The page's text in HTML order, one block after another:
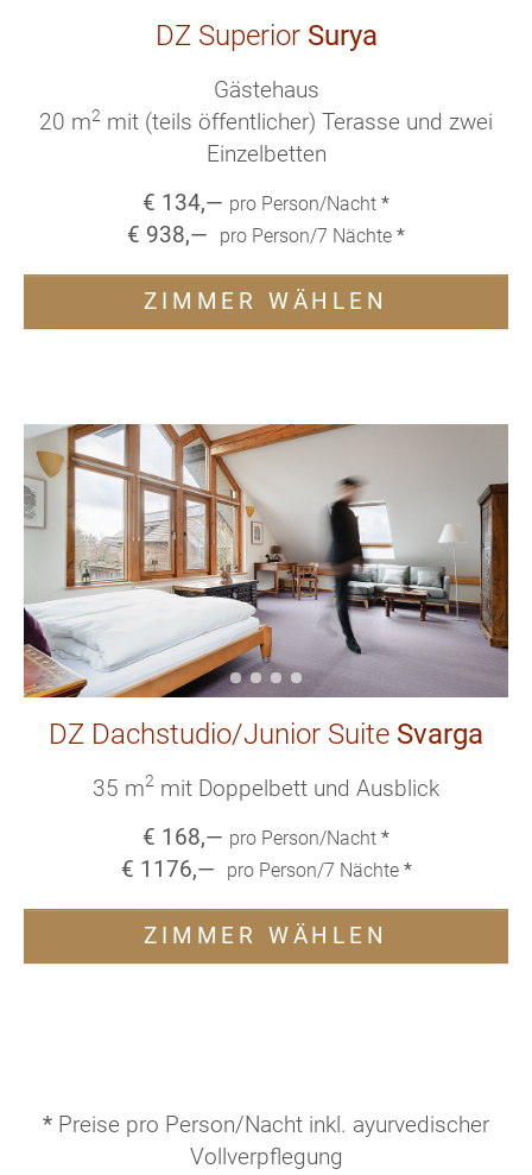
DZ Superior Surya
Gästehaus
20 m2 mit (teils öffentlicher) Terasse und zwei
Einzelbetten
€ 134,— pro Person/Nacht *
€ 938,— pro Person/7 Nächte *
ZIMMER WÄHLEN
DZ Dachstudio/Junior Suite Svarga
35 m2 mit Doppelbett und Ausblick
€ 168,— pro Person/Nacht *
€ 1176,— pro Person/7 Nächte *
ZIMMER WÄHLEN
* Preise pro Person/Nacht inkl. ayurvedischer
Vollverpflegung